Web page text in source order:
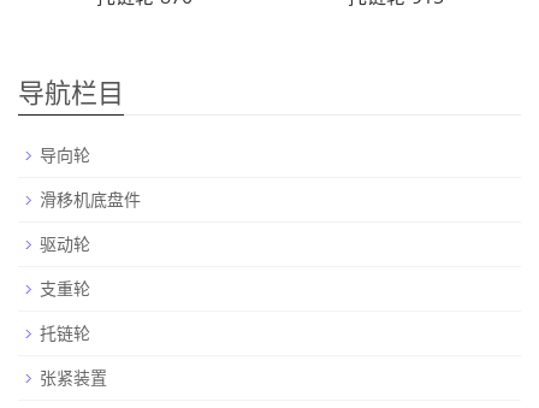
导航栏目
导向轮
滑移机底盘件
驱动轮
支重轮
托链轮
张紧装置